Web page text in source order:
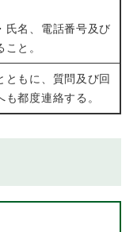
氏名、電話番号及び
と。
ともに、質問及び回
都度連絡する。